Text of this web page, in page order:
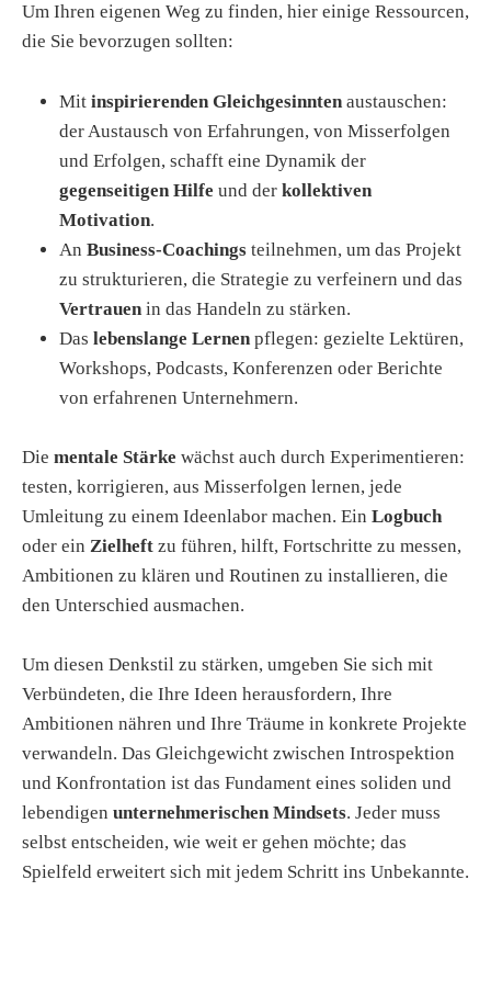
Um Ihren eigenen Weg zu finden, hier einige Ressourcen,
die Sie bevorzugen sollten:
Mit inspirierenden Gleichgesinnten austauschen:
der Austausch von Erfahrungen, von Misserfolgen
und Erfolgen, schafft eine Dynamik der
gegenseitigen Hilfe und der kollektiven
Motivation.
An Business-Coachings teilnehmen, um das Projekt
zu strukturieren, die Strategie zu verfeinern und das
Vertrauen in das Handeln zu stärken.
Das lebenslange Lernen pflegen: gezielte Lektüren,
Workshops, Podcasts, Konferenzen oder Berichte
von erfahrenen Unternehmern.
Die mentale Stärke wächst auch durch Experimentieren:
testen, korrigieren, aus Misserfolgen lernen, jede
Umleitung zu einem Ideenlabor machen. Ein Logbuch
oder ein Zielheft zu führen, hilft, Fortschritte zu messen,
Ambitionen zu klären und Routinen zu installieren, die
den Unterschied ausmachen.
Um diesen Denkstil zu stärken, umgeben Sie sich mit
Verbündeten, die Ihre Ideen herausfordern, Ihre
Ambitionen nähren und Ihre Träume in konkrete Projekte
verwandeln. Das Gleichgewicht zwischen Introspektion
und Konfrontation ist das Fundament eines soliden und
lebendigen unternehmerischen Mindsets. Jeder muss
selbst entscheiden, wie weit er gehen möchte; das
Spielfeld erweitert sich mit jedem Schritt ins Unbekannte.